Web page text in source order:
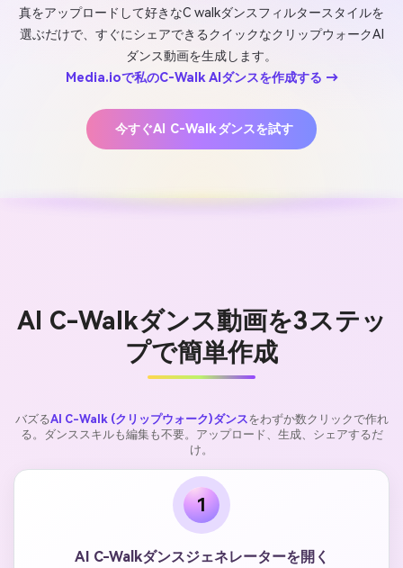
真をアップロードして好きなC walkダンスフィルタースタイルを
選ぶだけで、すぐにシェアできるクイックなクリップウォークAI
ダンス動画を生成します。
Media.ioで私のC-Walk AIダンスを作成する →
今すぐAI C-Walkダンスを試す
AI C-Walkダンス動画を3ステッ
プで簡単作成
バズるAI C-Walk (クリップウォーク)ダンスをわずか数クリックで作れ
る。ダンススキルも編集も不要。アップロード、生成、シェアするだ
け。
1
AI C-Walkダンスジェネレーターを開く